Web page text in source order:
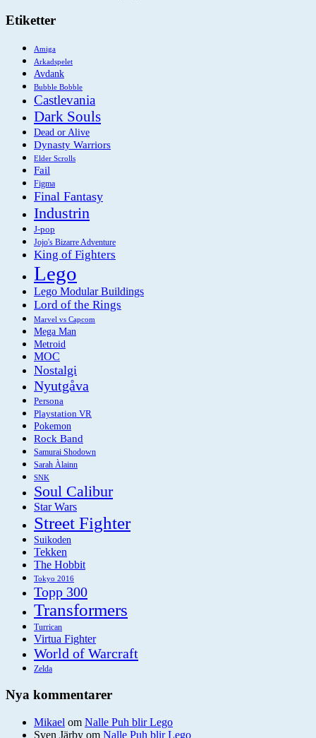
Etiketter
Amiga
Arkadspelet
Avdank
Bubble Bobble
Castlevania
Dark Souls
Dead or Alive
Dynasty Warriors
Elder Scrolls
Fail
Figma
Final Fantasy
Industrin
J-pop
Jojo's Bizarre Adventure
King of Fighters
Lego
Lego Modular Buildings
Lord of the Rings
Marvel vs Capcom
Mega Man
Metroid
MOC
Nostalgi
Nyutgåva
Persona
Playstation VR
Pokemon
Rock Band
Samurai Shodown
Sarah Àlainn
SNK
Soul Calibur
Star Wars
Street Fighter
Suikoden
Tekken
The Hobbit
Tokyo 2016
Topp 300
Transformers
Turrican
Virtua Fighter
World of Warcraft
Zelda
Nya kommentarer
Mikael om Nalle Puh blir Lego
Sven Järby om Nalle Puh blir Lego